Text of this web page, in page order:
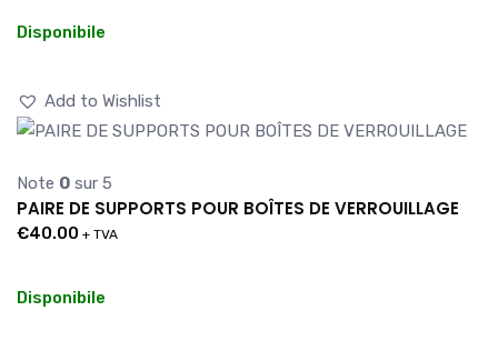
Disponibile
Add to Wishlist
Note 0 sur 5
PAIRE DE SUPPORTS POUR BOÎTES DE VERROUILLAGE
€40.00 + TVA
Disponibile